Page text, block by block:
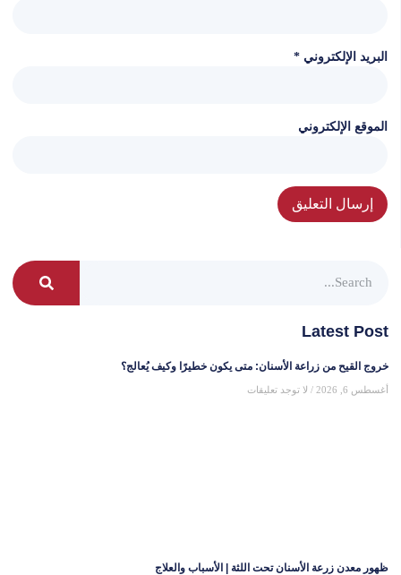
البريد الإلكتروني *
الموقع الإلكتروني
Latest Post
خروج القيح من زراعة الأسنان: متى يكون خطيرًا وكيف يُعالج؟
أغسطس 6, 2026 لا توجد تعليقات
ظهور معدن زرعة الأسنان تحت اللثة | الأسباب والعلاج